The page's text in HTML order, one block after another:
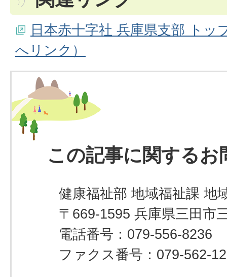
日本赤十字社 兵庫県支部 トッ
へリンク）
この記事に関するお
健康福祉部 地域福祉課 地
〒669-1595 兵庫県三田市
電話番号：079-556-8236
ファクス番号：079-562-